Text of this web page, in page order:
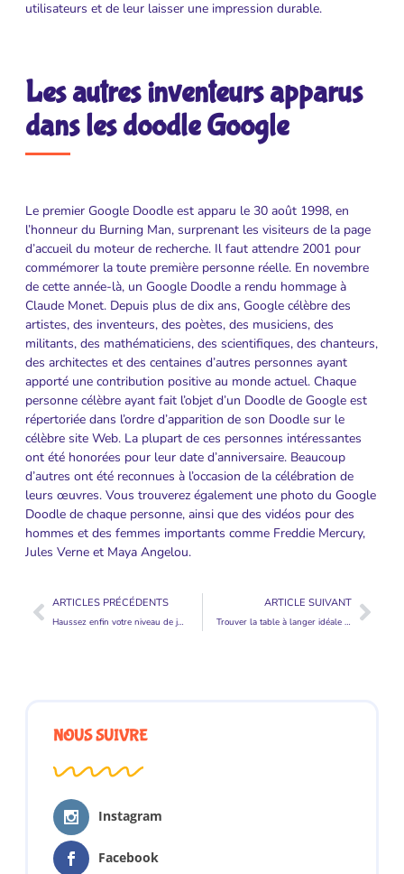
utilisateurs et de leur laisser une impression durable.
Les autres inventeurs apparus
dans les doodle Google
Le premier Google Doodle est apparu le 30 août 1998, en
l’honneur du Burning Man, surprenant les visiteurs de la page
d’accueil du moteur de recherche. Il faut attendre 2001 pour
commémorer la toute première personne réelle. En novembre
de cette année-là, un Google Doodle a rendu hommage à
Claude Monet. Depuis plus de dix ans, Google célèbre des
artistes, des inventeurs, des poètes, des musiciens, des
militants, des mathématiciens, des scientifiques, des chanteurs,
des architectes et des centaines d’autres personnes ayant
apporté une contribution positive au monde actuel. Chaque
personne célèbre ayant fait l’objet d’un Doodle de Google est
répertoriée dans l’ordre d’apparition de son Doodle sur le
célèbre site Web. La plupart de ces personnes intéressantes
ont été honorées pour leur date d’anniversaire. Beaucoup
d’autres ont été reconnues à l’occasion de la célébration de
leurs œuvres. Vous trouverez également une photo du Google
Doodle de chaque personne, ainsi que des vidéos pour des
hommes et des femmes importants comme Freddie Mercury,
Jules Verne et Maya Angelou.
ARTICLES PRÉCÉDENTS
Haussez enfin votre niveau de jeu grâce au simulateur de golf
ARTICLE SUIVANT
Trouver la table à langer idéale pour son bébé
NOUS SUIVRE
Instagram
Facebook